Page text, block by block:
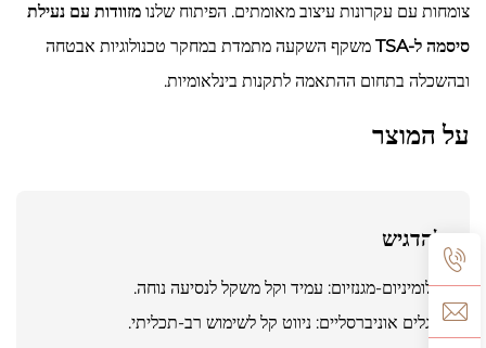
צומחות עם עקרונות עיצוב מאומתים. הפיתוח שלנו מזוודות עם נעילת
סיסמה ל-TSA
משקף השקעה מתמדת במחקר טכנולוגיות אבטחה
ובהשכלה בתחום ההתאמה לתקנות בינלאומיות.
על המוצר
להדגיש
אלומיניום-מגנזיום: עמיד וקל משקל לנסיעה נוחה.
גלגלים אוניברסליים: ניווט קל לשימוש רב-תכליתי.